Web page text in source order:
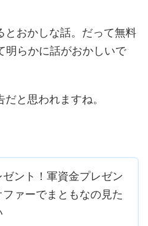
とおかしな話。だって無料
明らかに話がおかしいで
と思われますね。
ント！軍資金プレゼン
ファーでまともなの見た